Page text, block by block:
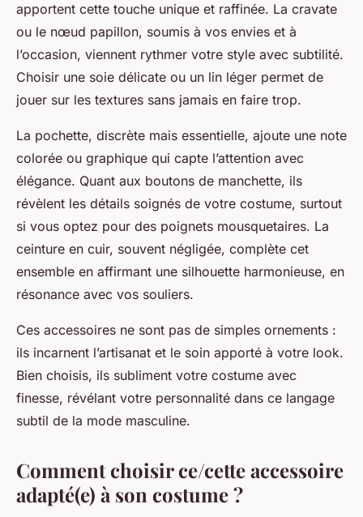
apportent cette touche unique et raffinée. La cravate
ou le nœud papillon, soumis à vos envies et à
l’occasion, viennent rythmer votre style avec subtilité.
Choisir une soie délicate ou un lin léger permet de
jouer sur les textures sans jamais en faire trop.
La pochette, discrète mais essentielle, ajoute une note
colorée ou graphique qui capte l’attention avec
élégance. Quant aux boutons de manchette, ils
révèlent les détails soignés de votre costume, surtout
si vous optez pour des poignets mousquetaires. La
ceinture en cuir, souvent négligée, complète cet
ensemble en affirmant une silhouette harmonieuse, en
résonance avec vos souliers.
Ces accessoires ne sont pas de simples ornements :
ils incarnent l’artisanat et le soin apporté à votre look.
Bien choisis, ils subliment votre costume avec
finesse, révélant votre personnalité dans ce langage
subtil de la mode masculine.
Comment choisir ce/cette accessoire
adapté(e) à son costume ?